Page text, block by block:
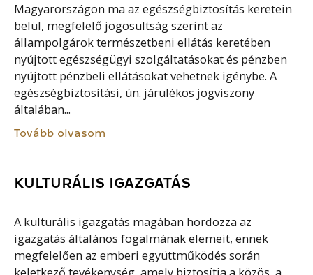
Magyarországon ma az egészségbiztosítás keretein
belül, megfelelő jogosultság szerint az
állampolgárok természetbeni ellátás keretében
nyújtott egészségügyi szolgáltatásokat és pénzben
nyújtott pénzbeli ellátásokat vehetnek igénybe. A
egészségbiztosítási, ún. járulékos jogviszony
általában...
Tovább olvasom
KULTURÁLIS IGAZGATÁS
A kulturális igazgatás magában hordozza az
igazgatás általános fogalmának elemeit, ennek
megfelelően az emberi együttműködés során